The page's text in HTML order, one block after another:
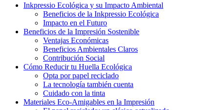
Inkpressio Ecológica y su Impacto Ambiental
Beneficios de la Inkpressio Ecológica
Impacto en el Futuro
Beneficios de la Impresión Sostenible
Ventajas Económicas
Beneficios Ambientales Claros
Contribución Social
Cómo Reducir tu Huella Ecológica
Opta por papel reciclado
La tecnología también cuenta
Cuidado con la tinta
Materiales Eco-Amigables en la Impresión